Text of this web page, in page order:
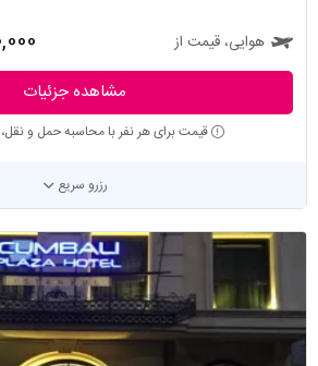
هوایی، قیمت از
مشاهده جزئیات
قیمت برای هر نفر با محاسبه حمل و
رزرو سریع